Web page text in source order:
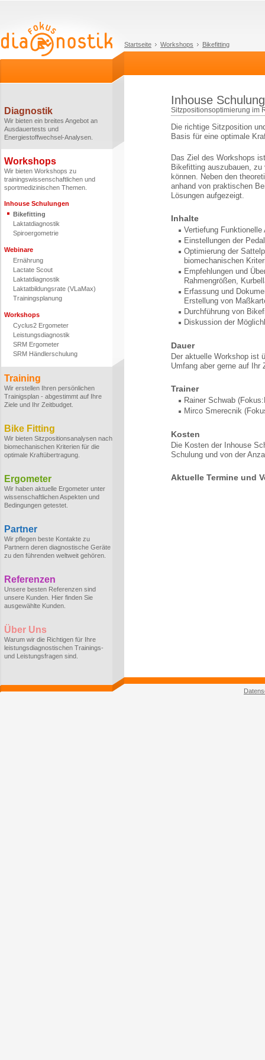
Startseite Workshops Bikefitting
Diagnostik
Wir bieten ein breites Angebot an
Ausdauertests und
Energiestoffwechsel-Analysen.
Workshops
Wir bieten Workshops zu
trainingswissenschaftlichen und
sportmedizinischen Themen.
Inhouse Schulungen
Bikefitting
Laktatdiagnostik
Spiroergometrie
Webinare
Ernährung
Lactate Scout
Laktatdiagnostik
Laktatbildungsrate (VLaMax)
Trainingsplanung
Workshops
Cyclus2 Ergometer
Leistungsdiagnostik
SRM Ergometer
SRM Händlerschulung
Training
Wir erstellen Ihren persönlichen
Trainigsplan - abgestimmt auf Ihre
Ziele und Ihr Zeitbudget.
Bike Fitting
Wir bieten Sitzpositionsanalysen nach
biomechanischen Kriterien für die
optimale Kraftübertragung.
Ergometer
Wir haben aktuelle Ergometer unter
wissenschaftlichen Aspekten und
Bedingungen getestet.
Partner
Wir pflegen beste Kontakte zu
Partnern deren diagnostische Geräte
zu den führenden weltweit gehören.
Referenzen
Unsere besten Referenzen sind
unsere Kunden. Hier finden Sie
ausgewählte Kunden.
Über Uns
Warum wir die Richtigen für Ihre
leistungsdiagnostischen Trainings-
und Leistungsfragen sind.
Inhouse
Sitzpositionsoptimierung im
Die richtige Sitzposition
Basis für eine optimale
Das Ziel des Workshops
Bikefitting auszubauen,
können. Neben den
anhand von praktischen
Lösungen aufgezeigt.
Inhalte
Vertiefung
Einstellungen der
Optimierung der
biomechanischen
Empfehlungen und
Rahmengrößen,
Erfassung und
Erstellung von
Durchführung von
Diskussion der
Dauer
Der aktuelle Workshop ist
Umfang aber gerne auf Ihr
Trainer
Rainer Schwab
Mirco Smerecnik
Kosten
Die Kosten der Inhouse
Schulung und von der
Aktuelle Termine und